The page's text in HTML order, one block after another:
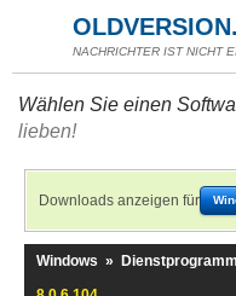
NACHRICHTER IST NICHT
Wählen Sie einen
lieben!
Downloads anzeigen für
Windows »